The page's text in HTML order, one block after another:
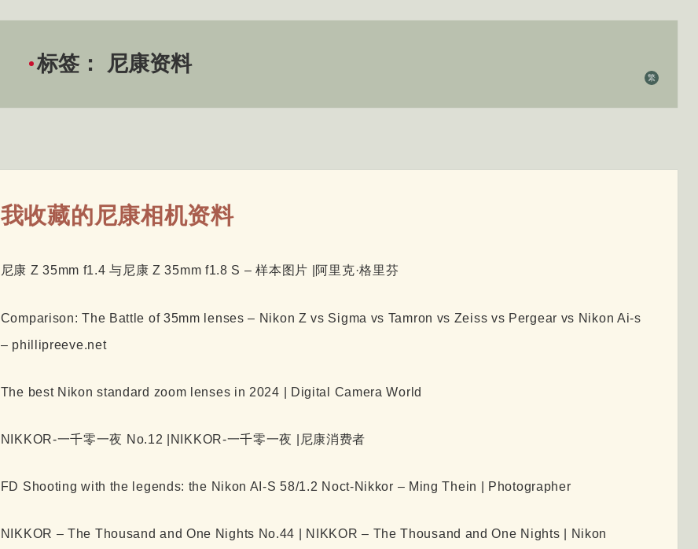
繁
标签： 尼康资料
我收藏的尼康相机资料
尼康 Z 35mm f1.4 与尼康 Z 35mm f1.8 S – 样本图片 |阿里克·格里芬
Comparison: The Battle of 35mm lenses – Nikon Z vs Sigma vs Tamron vs Zeiss vs Pergear vs Nikon Ai-s
– phillipreeve.net
The best Nikon standard zoom lenses in 2024 | Digital Camera World
NIKKOR-一千零一夜 No.12 |NIKKOR-一千零一夜 |尼康消费者
FD Shooting with the legends: the Nikon AI-S 58/1.2 Noct-Nikkor – Ming Thein | Photographer
NIKKOR – The Thousand and One Nights No.44 | NIKKOR – The Thousand and One Nights | Nikon